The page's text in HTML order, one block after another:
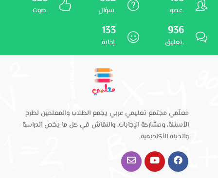
عضو. سؤال. صوت.
936
تعليق.
133
إجابة.
معلّمي مجتمع تعليمي عربي يجمع الطلاب والمعلمين لطرح
الأسئلة، ومشاركة الإجابات، والنقاش في كل ما يخص الدراسة
والحياة الأكاديمية.